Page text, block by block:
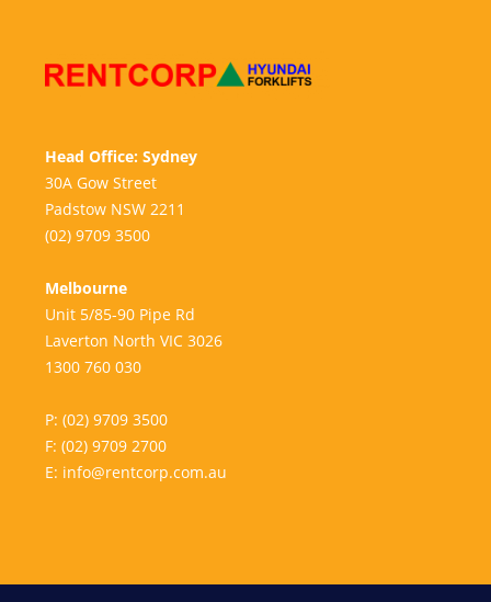
Head Office: Sydney
30A Gow Street
Padstow NSW 2211
(02) 9709 3500
Melbourne
Unit 5/85-90 Pipe Rd
Laverton North VIC 3026
1300 760 030
P: (02) 9709 3500
F: (02) 9709 2700
E: info@rentcorp.com.au